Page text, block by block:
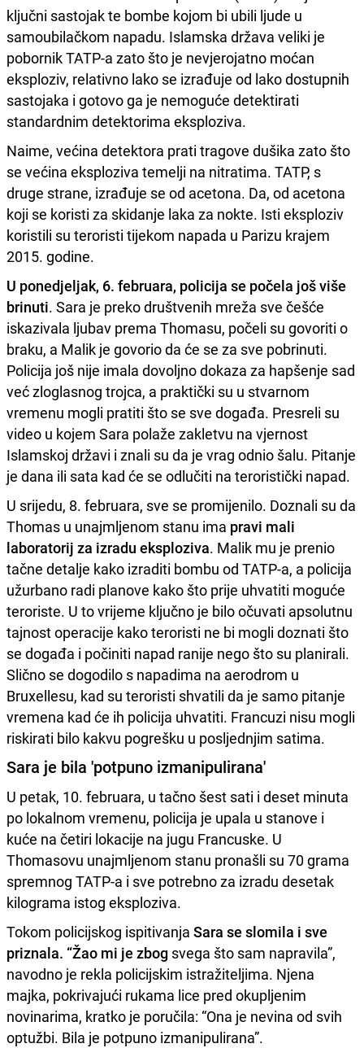
ključni sastojak te bombe kojom bi ubili ljude u
samoubilačkom napadu. Islamska država veliki je
pobornik TATP-a zato što je nevjerojatno moćan
eksploziv, relativno lako se izrađuje od lako dostupnih
sastojaka i gotovo ga je nemoguće detektirati
standardnim detektorima eksploziva.
Naime, većina detektora prati tragove dušika zato što
se većina eksploziva temelji na nitratima. TATP, s
druge strane, izrađuje se od acetona. Da, od acetona
koji se koristi za skidanje laka za nokte. Isti eksploziv
koristili su teroristi tijekom napada u Parizu krajem
2015. godine.
U ponedjeljak, 6. februara, policija se počela još više
brinuti. Sara je preko društvenih mreža sve češće
iskazivala ljubav prema Thomasu, počeli su govoriti o
braku, a Malik je govorio da će se za sve pobrinuti.
Policija još nije imala dovoljno dokaza za hapšenje sad
već zloglasnog trojca, a praktički su u stvarnom
vremenu mogli pratiti što se sve događa. Presreli su
video u kojem Sara polaže zakletvu na vjernost
Islamskoj državi i znali su da je vrag odnio šalu. Pitanje
je dana ili sata kad će se odlučiti na teroristički napad.
U srijedu, 8. februara, sve se promijenilo. Doznali su da
Thomas u unajmljenom stanu ima pravi mali
laboratorij za izradu eksploziva. Malik mu je prenio
tačne detalje kako izraditi bombu od TATP-a, a policija
užurbano radi planove kako što prije uhvatiti moguće
teroriste. U to vrijeme ključno je bilo očuvati apsolutnu
tajnost operacije kako teroristi ne bi mogli doznati što
se događa i počiniti napad ranije nego što su planirali.
Slično se dogodilo s napadima na aerodrom u
Bruxellesu, kad su teroristi shvatili da je samo pitanje
vremena kad će ih policija uhvatiti. Francuzi nisu mogli
riskirati bilo kakvu pogrešku u posljednjim satima.
Sara je bila 'potpuno izmanipulirana'
U petak, 10. februara, u tačno šest sati i deset minuta
po lokalnom vremenu, policija je upala u stanove i
kuće na četiri lokacije na jugu Francuske. U
Thomasovu unajmljenom stanu pronašli su 70 grama
spremnog TATP-a i sve potrebno za izradu desetak
kilograma istog eksploziva.
Tokom policijskog ispitivanja Sara se slomila i sve
priznala. “Žao mi je zbog svega što sam napravila”,
navodno je rekla policijskim istražiteljima. Njena
majka, pokrivajući rukama lice pred okupljenim
novinarima, kratko je poručila: “Ona je nevina od svih
optužbi. Bila je potpuno izmanipulirana”.